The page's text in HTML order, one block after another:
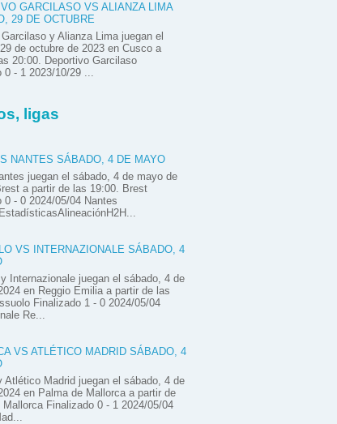
GARCILASO VS ALIANZA LIMA
29 DE OCTUBRE
y Alianza Lima juegan el
de octubre de 2023 en Cusco a
20:00. Deportivo Garcilaso
0 - 1 2023/10/29 ...
ligas
NANTES SÁBADO, 4 DE MAYO
juegan el sábado, 4 de mayo de
a partir de las 19:00. Brest
0 - 0 2024/05/04 Nantes
VS INTERNAZIONALE SÁBADO, 4
Internazionale juegan el sábado, 4 de
en Reggio Emilia a partir de las
Finalizado 1 - 0 2024/05/04
Re...
VS ATLÉTICO MADRID SÁBADO, 4
Atlético Madrid juegan el sábado, 4 de
en Palma de Mallorca a partir de
Mallorca Finalizado 0 - 1 2024/05/04